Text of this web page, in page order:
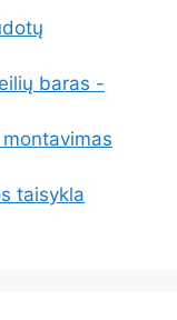
baras -
taisykla